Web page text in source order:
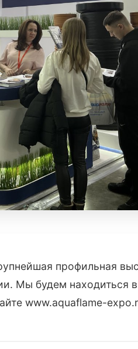
профильная
Мы будем находиться
www.aquaflame-